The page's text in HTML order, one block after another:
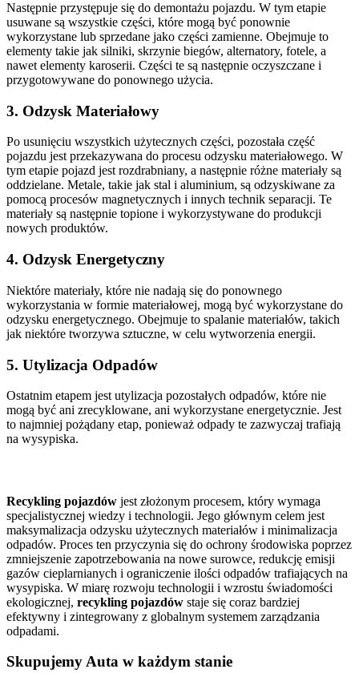
Następnie przystępuje się do demontażu pojazdu. W tym etapie
usuwane są wszystkie części, które mogą być ponownie
wykorzystane lub sprzedane jako części zamienne. Obejmuje to
elementy takie jak silniki, skrzynie biegów, alternatory, fotele, a
nawet elementy karoserii. Części te są następnie oczyszczane i
przygotowywane do ponownego użycia.
3. Odzysk Materiałowy
Po usunięciu wszystkich użytecznych części, pozostała część
pojazdu jest przekazywana do procesu odzysku materiałowego. W
tym etapie pojazd jest rozdrabniany, a następnie różne materiały są
oddzielane. Metale, takie jak stal i aluminium, są odzyskiwane za
pomocą procesów magnetycznych i innych technik separacji. Te
materiały są następnie topione i wykorzystywane do produkcji
nowych produktów.
4. Odzysk Energetyczny
Niektóre materiały, które nie nadają się do ponownego
wykorzystania w formie materiałowej, mogą być wykorzystane do
odzysku energetycznego. Obejmuje to spalanie materiałów, takich
jak niektóre tworzywa sztuczne, w celu wytworzenia energii.
5. Utylizacja Odpadów
Ostatnim etapem jest utylizacja pozostałych odpadów, które nie
mogą być ani zrecyklowane, ani wykorzystane energetycznie. Jest
to najmniej pożądany etap, ponieważ odpady te zazwyczaj trafiają
na wysypiska.
Recykling pojazdów jest złożonym procesem, który wymaga
specjalistycznej wiedzy i technologii. Jego głównym celem jest
maksymalizacja odzysku użytecznych materiałów i minimalizacja
odpadów. Proces ten przyczynia się do ochrony środowiska poprzez
zmniejszenie zapotrzebowania na nowe surowce, redukcję emisji
gazów cieplarnianych i ograniczenie ilości odpadów trafiających na
wysypiska. W miarę rozwoju technologii i wzrostu świadomości
ekologicznej, recykling pojazdów staje się coraz bardziej
efektywny i zintegrowany z globalnym systemem zarządzania
odpadami.
Skupujemy Auta w każdym stanie